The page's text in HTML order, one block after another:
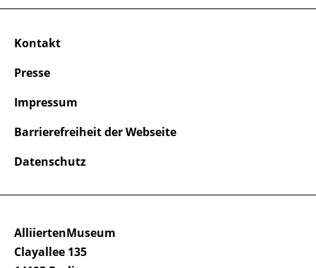
AlliiertenMuseum
Clayallee 135
Kontakt
Presse
Impressum
Barrierefreiheit der Webseite
Datenschutz